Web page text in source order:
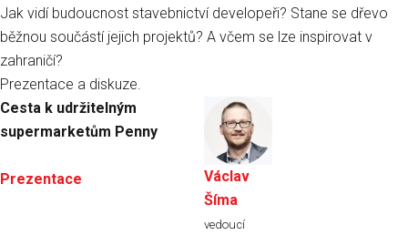
Jak vidí budoucnost stavebnictví developeři? Stane se dřevo
běžnou součástí jejich projektů? A včem se lze inspirovat v
zahraničí?
Prezentace a diskuze.
Cesta k udržitelným
supermarketům Penny
Prezentace
Václav
Šíma
vedoucí